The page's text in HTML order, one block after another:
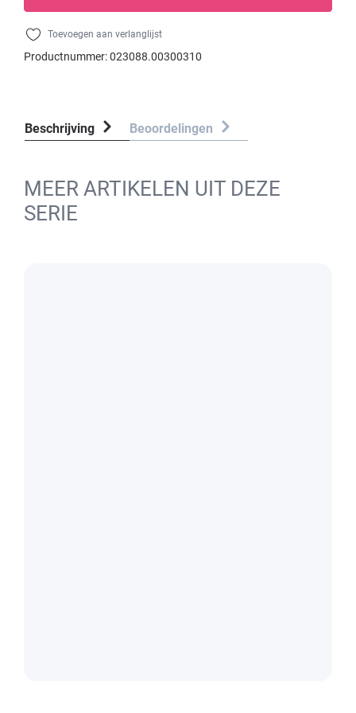
Toevoegen aan verlanglijst
Productnummer:023088.00300310
Beschrijving Beoordelingen
MEER ARTIKELEN UIT DEZE
SERIE